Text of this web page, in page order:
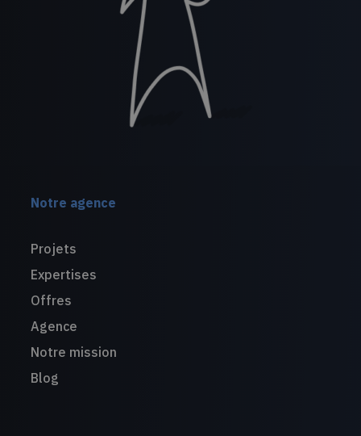
Notre agence
Projets
Expertises
Offres
Agence
Notre mission
Blog